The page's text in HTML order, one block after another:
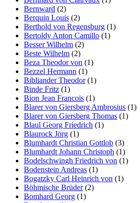
Bernward (2)
Berquin Louis (2)
Berthold von Regensburg (1)
Bertoldy Anton Camillo (1)
Besser Wilhelm (2)
Beste Wilhelm (2)
Beza Theodor von (1)
Bezzel Hermann (1)
Bibliander Theodor(1)
Binde Fritz (1)
Bion Jean Francois (1)
Blarer von Giersberg Ambrosius (1)
Blarer von Giersberg Thomas (1)
Blaul Georg Friedrich (1)
Blaurock Jörg (1)
Blumhardt Christian Gottlob (3)
Blumhardt Johann Christoph (1)
Bodelschwingh Friedrich von (1)
Bodenstein Andreas (1)
Bogatzky Carl Heinrich von (1)
Böhmische Brüder(2)
Bomhard Georg (1)